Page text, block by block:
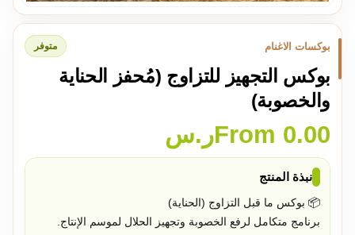
بوكسات الاغنام متوفر
بوكس التجهيز للتزاوج (مُحفز الحناية
والخصوبة)
From 0.00 ر.س
نبذة المنتج
📦 بوكس ما قبل التزاوج (الحناية)
برنامج متكامل لرفع الخصوبة وتجهيز الحلال لموسم الإنتاج.